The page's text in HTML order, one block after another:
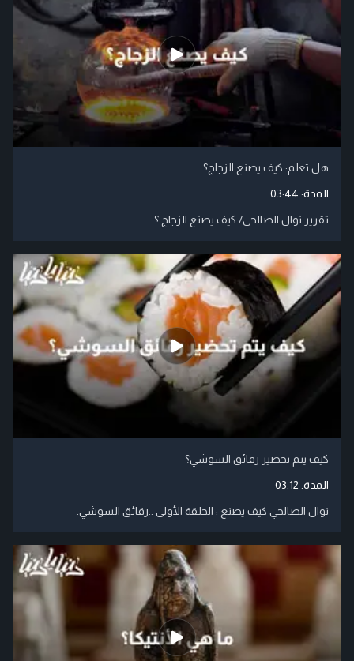
هل تعلم: كيف يصنع الزجاج؟
المدة: 03:44
تقرير نوال الصالحي/ كيف يصنع الزجاج ؟
كيف يتم تحضير رقائق السوشي؟
المدة: 03:12
نوال الصالحي كيف يصنع : الحلقة الأولى ..رقائق السوشي.